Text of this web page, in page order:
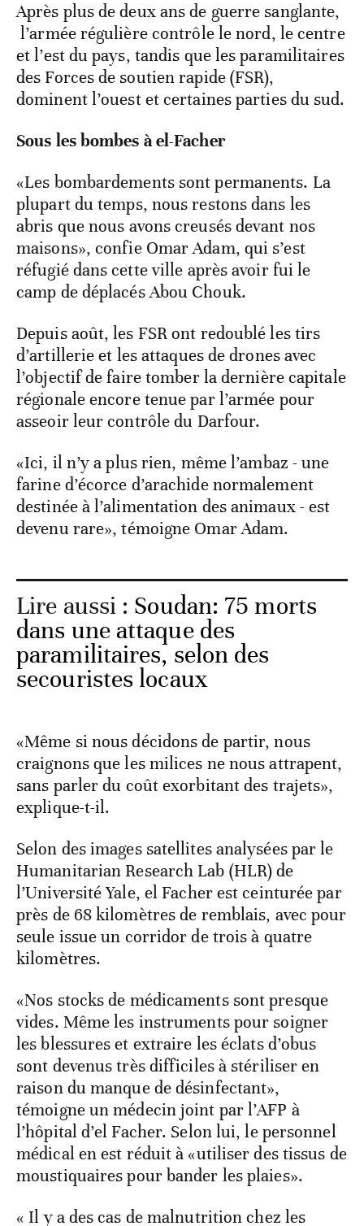
Après plus de deux ans de guerre sanglante,
l’armée régulière contrôle le nord, le centre
et l’est du pays, tandis que les paramilitaires
des Forces de soutien rapide (FSR),
dominent l’ouest et certaines parties du sud.
Sous les bombes à el-Facher
«Les bombardements sont permanents. La
plupart du temps, nous restons dans les
abris que nous avons creusés devant nos
maisons», confie Omar Adam, qui s’est
réfugié dans cette ville après avoir fui le
camp de déplacés Abou Chouk.
Depuis août, les FSR ont redoublé les tirs
d’artillerie et les attaques de drones avec
l’objectif de faire tomber la dernière capitale
régionale encore tenue par l’armée pour
asseoir leur contrôle du Darfour.
«Ici, il n’y a plus rien, même l’ambaz - une
farine d’écorce d’arachide normalement
destinée à l’alimentation des animaux - est
devenu rare», témoigne Omar Adam.
Lire aussi : Soudan: 75 morts
dans une attaque des
paramilitaires, selon des
secouristes locaux
«Même si nous décidons de partir, nous
craignons que les milices ne nous attrapent,
sans parler du coût exorbitant des trajets»,
explique-t-il.
Selon des images satellites analysées par le
Humanitarian Research Lab (HLR) de
l’Université Yale, el Facher est ceinturée par
près de 68 kilomètres de remblais, avec pour
seule issue un corridor de trois à quatre
kilomètres.
«Nos stocks de médicaments sont presque
vides. Même les instruments pour soigner
les blessures et extraire les éclats d’obus
sont devenus très difficiles à stériliser en
raison du manque de désinfectant»,
témoigne un médecin joint par l’AFP à
l’hôpital d’el Facher. Selon lui, le personnel
médical en est réduit à «utiliser des tissus de
moustiquaires pour bander les plaies».
« Il y a des cas de malnutrition chez les